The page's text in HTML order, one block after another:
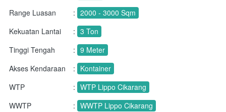
Range Luasan
: 2000 - 3000 Sqm
Kekuatan Lantai
: 3 Ton
Tinggi Tengah
: 9 Meter
Akses Kendaraan
: Kontainer
WTP
: WTP Lippo Cikarang
WWTP
: WWTP Lippo Cikarang